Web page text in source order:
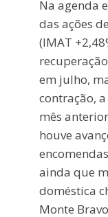
Na agenda
das ações
(IMAT
em julho,
contração,
mês
houve
ainda que
doméstica
Monte